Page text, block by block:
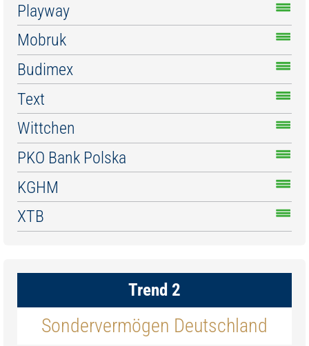
Playway
Mobruk
Budimex
Text
Wittchen
PKO Bank Polska
KGHM
XTB
Trend 2
Sondervermögen Deutschland